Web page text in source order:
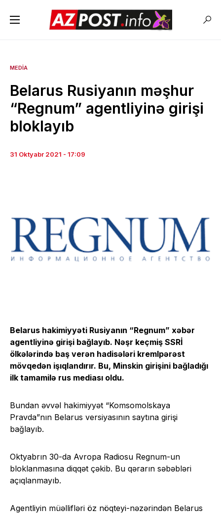
MEDIA
Belarus Rusiyanın məşhur
“Regnum” agentliyinə girişi
bloklayıb
31 Oktyabr 2021 - 17:09
Belarus hakimiyyəti Rusiyanın “Regnum” xəbər
agentliyinə girişi bağlayıb. Nəşr keçmiş SSRİ
ölkələrində baş verən hadisələri kremlpərəst
mövqedən işıqlandırır. Bu, Minskin girişini bağladığı
ilk tamamilə rus mediası oldu.
Bundan əvvəl hakimiyyət “Komsomolskaya
Pravda”nın Belarus versiyasının saytına girişi
bağlayıb.
Oktyabrın 30-da Avropa Radiosu Regnum-un
bloklanmasına diqqət çəkib. Bu qərarın səbəbləri
açıqlanmayıb.
Agentliyin müəllifləri öz nöqteyi-nəzərindən Belarus